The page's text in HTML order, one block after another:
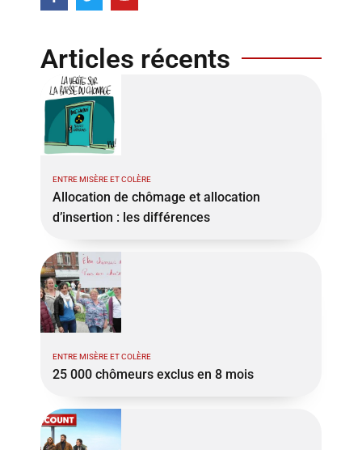
Articles récents
ENTRE MISÈRE ET COLÈRE
Allocation de chômage et allocation
d’insertion : les différences
ENTRE MISÈRE ET COLÈRE
25 000 chômeurs exclus en 8 mois